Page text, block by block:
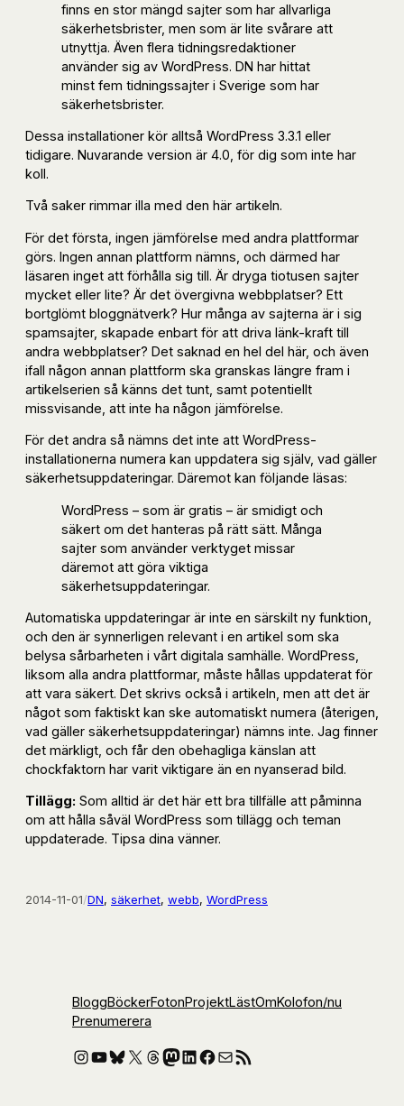
finns en stor mängd sajter som har allvarliga
säkerhetsbrister, men som är lite svårare att
utnyttja. Även flera tidningsredaktioner
använder sig av WordPress. DN har hittat
minst fem tidningssajter i Sverige som har
säkerhetsbrister.
Dessa installationer kör alltså WordPress 3.3.1 eller
tidigare. Nuvarande version är 4.0, för dig som inte har
koll.
Två saker rimmar illa med den här artikeln.
För det första, ingen jämförelse med andra plattformar
görs. Ingen annan plattform nämns, och därmed har
läsaren inget att förhålla sig till. Är dryga tiotusen sajter
mycket eller lite? Är det övergivna webbplatser? Ett
bortglömt bloggnätverk? Hur många av sajterna är i sig
spamsajter, skapade enbart för att driva länk-kraft till
andra webbplatser? Det saknad en hel del här, och även
ifall någon annan plattform ska granskas längre fram i
artikelserien så känns det tunt, samt potentiellt
missvisande, att inte ha någon jämförelse.
För det andra så nämns det inte att WordPress-
installationerna numera kan uppdatera sig själv, vad gäller
säkerhetsuppdateringar. Däremot kan följande läsas:
WordPress – som är gratis – är smidigt och
säkert om det hanteras på rätt sätt. Många
sajter som använder verktyget missar
däremot att göra viktiga
säkerhetsuppdateringar.
Automatiska uppdateringar är inte en särskilt ny funktion,
och den är synnerligen relevant i en artikel som ska
belysa sårbarheten i vårt digitala samhälle. WordPress,
liksom alla andra plattformar, måste hållas uppdaterat för
att vara säkert. Det skrivs också i artikeln, men att det är
något som faktiskt kan ske automatiskt numera (återigen,
vad gäller säkerhetsuppdateringar) nämns inte. Jag finner
det märkligt, och får den obehagliga känslan att
chockfaktorn har varit viktigare än en nyanserad bild.
Tillägg: Som alltid är det här ett bra tillfälle att påminna
om att hålla såväl WordPress som tillägg och teman
uppdaterade. Tipsa dina vänner.
2014-11-01/DN, säkerhet, webb, WordPress
BloggBöckerFotonProjektLästOmKolofon/nu
Prenumerera
Instagram
YouTube
Bluesky
X Threads
Mastodon
LinkedIn
Facebook
E-postRSS-flöde